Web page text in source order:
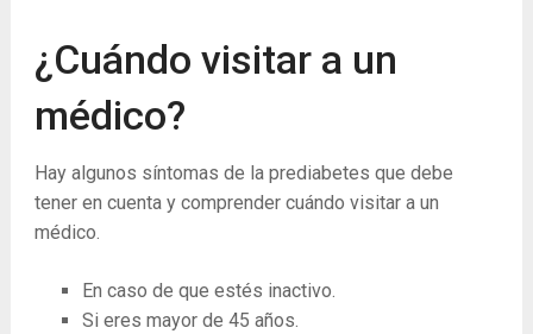
¿Cuándo visitar a un
médico?
Hay algunos síntomas de la prediabetes que debe
tener en cuenta y comprender cuándo visitar a un
médico.
En caso de que estés inactivo.
Si eres mayor de 45 años.